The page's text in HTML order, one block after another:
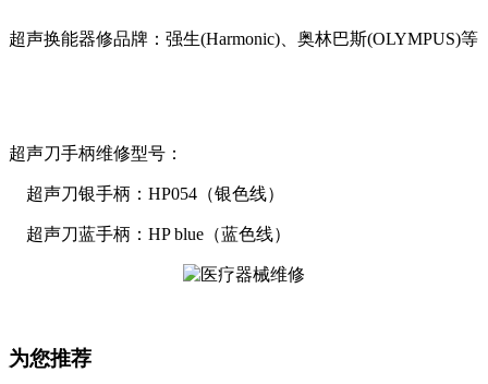
超声换能器修品牌：强生(Harmonic)、奥林巴斯(OLYMPUS)等
超声刀手柄维修型号：
超声刀银手柄：HP054（银色线）
超声刀蓝手柄：HP blue（蓝色线）
为您推荐